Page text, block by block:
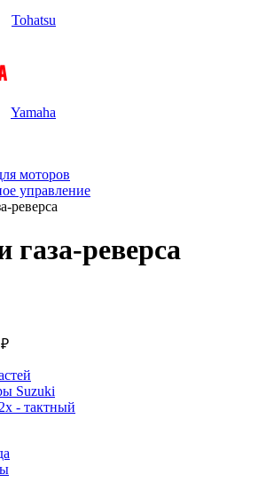
Tohatsu
Yamaha
моторов
управление
реверса
реверса
₽
Suzuki
- тактный